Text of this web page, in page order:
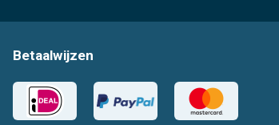
Betaalwijzen